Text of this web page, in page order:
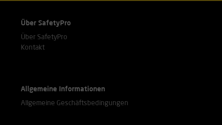
Über SafetyPro
Über SafetyPro
Kontakt
Allgemeine Informationen
Allgemeine Geschäftsbedingungen